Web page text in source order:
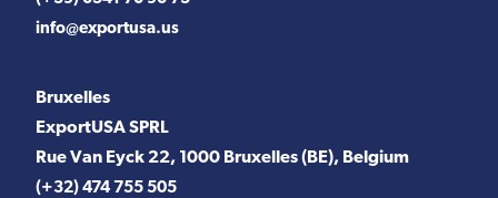
info@exportusa.us
Bruxelles
ExportUSA SPRL
Rue Van Eyck 22, 1000 Bruxelles (BE), Belgium
(+32) 474 755 505